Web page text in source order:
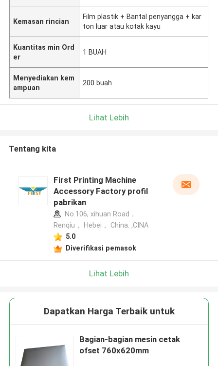
Kemasan rincian
Film plastik + Bantal penyangga + kar
ton luar atau kotak kayu
Kuantitas min Ord
er
1 BUAH
Menyediakan kem
ampuan
200 buah
Lihat Lebih
Tentang kita
First Printing Machine
Accessory Factory profil
pabrikan
No.106, xihuan Road，
Renqiu， Hebei， China. ,CINA
5.0
Diverifikasi pemasok
Lihat Lebih
Dapatkan Harga Terbaik untuk
Bagian-bagian mesin cetak
ofset 760x620mm